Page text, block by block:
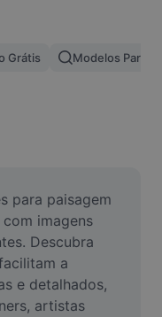
Grátis Modelos Para
para paisagem
imagens
Descubra
a
e detalhados,
artistas